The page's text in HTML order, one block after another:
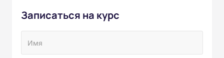
Записаться на курс